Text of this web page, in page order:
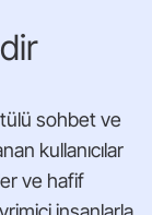
sohbet ve
kullanıcılar
ve hafif